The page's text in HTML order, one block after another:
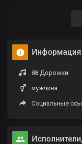
Информация
88 Дорожки
мужчина
Социальные